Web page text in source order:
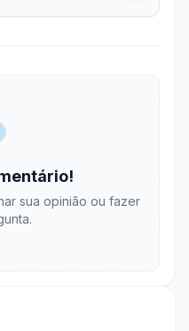
sua opinião ou fazer